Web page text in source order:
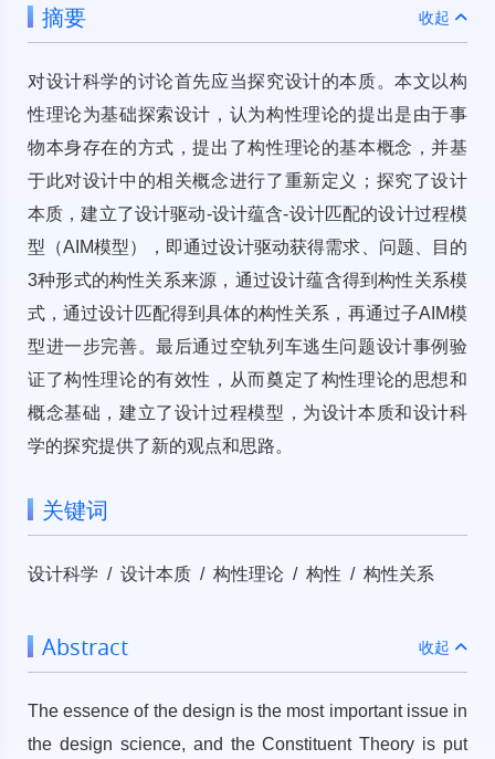
摘要 收起
对设计科学的讨论首先应当探究设计的本质。本文以构
性理论为基础探索设计，认为构性理论的提出是由于事
物本身存在的方式，提出了构性理论的基本概念，并基
于此对设计中的相关概念进行了重新定义；探究了设计
本质，建立了设计驱动-设计蕴含-设计匹配的设计过程模
型（AIM模型），即通过设计驱动获得需求、问题、目的
3种形式的构性关系来源，通过设计蕴含得到构性关系模
式，通过设计匹配得到具体的构性关系，再通过子AIM模
型进一步完善。最后通过空轨列车逃生问题设计事例验
证了构性理论的有效性，从而奠定了构性理论的思想和
概念基础，建立了设计过程模型，为设计本质和设计科
学的探究提供了新的观点和思路。
关键词
设计科学 / 设计本质 / 构性理论 / 构性 / 构性关系
Abstract 收起
The essence of the design is the most important issue in
the design science, and the Constituent Theory is put